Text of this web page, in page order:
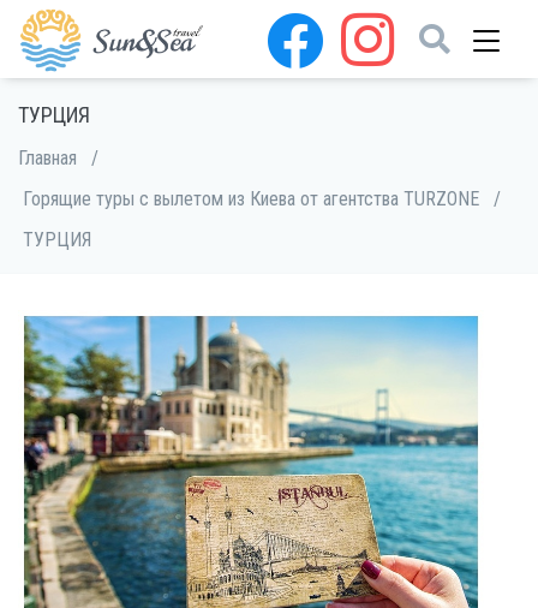
ТУРЦИЯ
Главная
/
Горящие туры с вылетом из Киева от агентства TURZONE
/
ТУРЦИЯ